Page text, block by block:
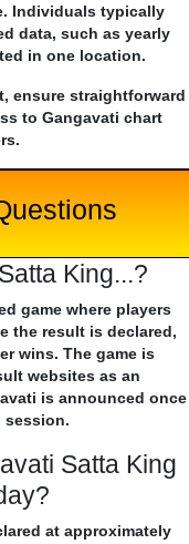
Individuals typically
data, such as yearly
in one location.
ensure straightforward
to Gangavati chart
King...?
game where players
the result is declared,
wins. The game is
websites as an
is announced once
session.
Satta King
at approximately